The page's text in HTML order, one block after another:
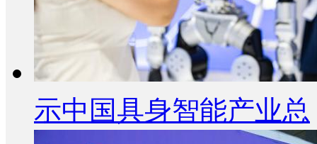
示中国具身智能产业总